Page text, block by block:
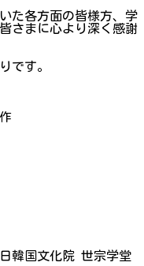
た各方面の皆様方、学
さまに心より深く感謝
です。
韓国文化院 世宗学堂